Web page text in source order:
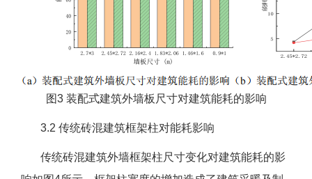
图3 装配式建筑外墙板尺寸对建筑能耗的影响
3.2 传统砖混建筑框架柱对能耗影响
传统砖混建筑外墙框架柱尺寸变化对建筑能耗的影